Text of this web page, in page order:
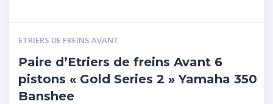
ETRIERS DE FREINS AVANT
Paire d’Etriers de freins Avant 6
pistons « Gold Series 2 » Yamaha 350
Banshee